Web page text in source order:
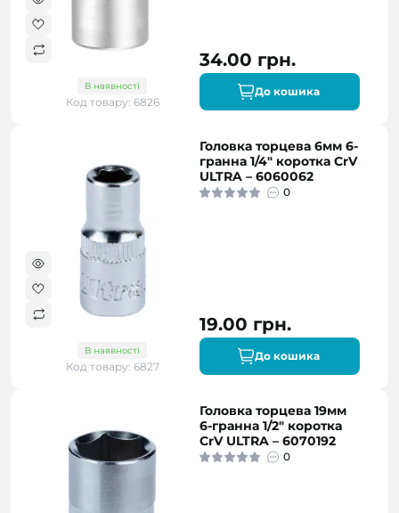
В наявності
Код товару: 6826
34.00 грн.
До кошика
В наявності
Код товару: 6827
Головка торцева 6мм 6-
гранна 1/4" коротка CrV
ULTRA – 6060062
0
19.00 грн.
До кошика
Головка торцева 19мм
6-гранна 1/2" коротка
CrV ULTRA – 6070192
0